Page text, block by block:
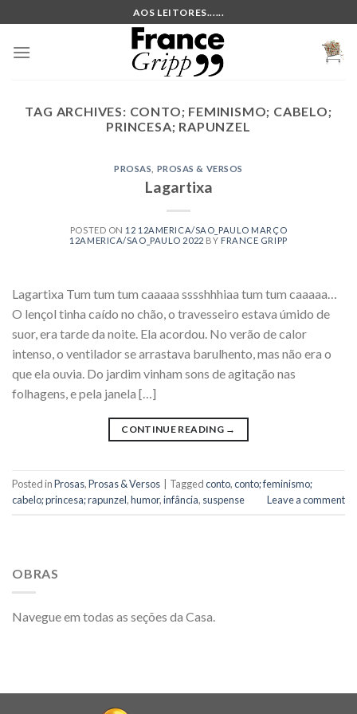
to
content
AOS LEITORES......
TAG ARCHIVES: CONTO; FEMINISMO; CABELO;
PRINCESA; RAPUNZEL
PROSAS PROSAS & VERSOS
Lagartixa
POSTED ON 12 12AMERICA/SAO_PAULO MARÇO
12AMERICA/SAO_PAULO 2022 BY FRANCE GRIPP
Lagartixa Tum tum tum caaaaa sssshhhiaa tum tum caaaaa…
O lençol tinha caído no chão, o travesseiro estava úmido de
suor, era tarde da noite. Ela acordou. No verão de calor
intenso, o ventilador se arrastava barulhento, mas não era o
que ela ouvia. Do jardim vinham sons de agitação nas
folhagens, e pela janela […]
CONTINUE READING →
Posted inProsas,Prosas & Versos Taggedconto,conto; feminismo;
cabelo; princesa; rapunzel,humor,infância, suspense Leave a comment
OBRAS
Navegue em todas as seções da Casa.